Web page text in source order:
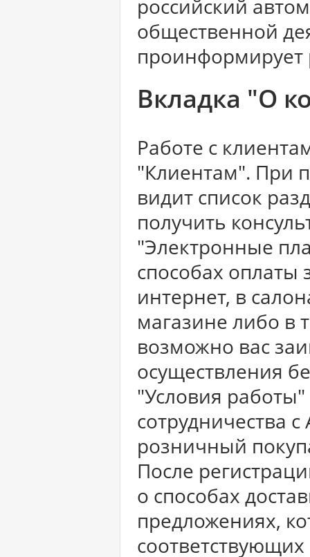
российский
общественной
проинформирует
Вкладка "О
Работе с
"Клиентам". При
видит список
получить
"Электронные
способах оплаты
интернет, в
магазине либо в
возможно вас
осуществления
"Условия
сотрудничества
розничный
После
о способах
предложениях,
соответствующих